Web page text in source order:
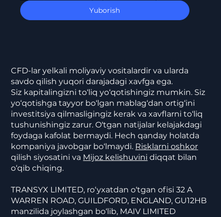
Yuborish
CFD-lar yelkali moliyaviy vositalardir va ularda
savdo qilish yuqori darajadagi xavfga ega.
Siz kapitalingizni to‘liq yo‘qotishingiz mumkin. Siz
yo‘qotishga tayyor bo‘lgan mablag‘dan ortig‘ini
investitsiya qilmasligingiz kerak va xavflarni to‘liq
tushunishingiz zarur. O‘tgan natijalar kelajakdagi
foydaga kafolat bermaydi. Hech qanday holatda
kompaniya javobgar bo‘lmaydi. Risklarni oshkor
qilish siyosatini va Mijoz kelishuvini diqqat bilan
o‘qib chiqing.
TRANSYX LIMITED, ro‘yxatdan o‘tgan ofisi 32 A
WARREN ROAD, GUILDFORD, ENGLAND, GU12HB
manzilida joylashgan bo‘lib, MAIV LIMITED